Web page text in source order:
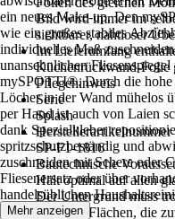
Bild wird immer im
sichtbarer, nahtloser
Im Lieferumfang
Küchenrückwand-Folie
Pflegehinweis
Serie
Splash
Herstellerartikelnummer
SP-F1-1816
Bautechnische
Hält optimal auf allen
Der Untergrund muss
nicht auf Flächen, die
ein neues Make-up. Den
wie ein großes stabiles
individuelles Maß
unansehnlichen
mySPOTTI®. Durch die hohe
Löcher in der Wand mühelos
per Hand ist auch von Laien
dank Spezialkleber
spritzschutzbeständig und
zuschneiden mit Schere oder
Fliesenersatz oder über
handelsüblichen
Mehr anzeigen